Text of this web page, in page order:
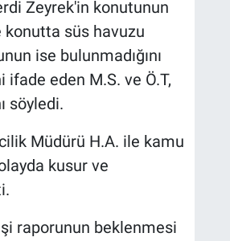
Zeyrek'in konutunun
konutta süs havuzu
ise bulunmadığını
eden M.S. ve Ö.T,
söyledi.
Müdürü H.A. ile kamu
kusur ve
raporunun beklenmesi